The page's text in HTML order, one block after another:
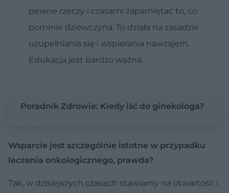
pewne rzeczy i czasami zapamiętać to, co
pominie dziewczyna. To działa na zasadzie
uzupełniania się i wspierania nawzajem.
Edukacja jest bardzo ważna.
Poradnik Zdrowie: Kiedy iść do ginekologa?
Wsparcie jest szczególnie istotne w przypadku
leczenia onkologicznego, prawda?
Tak, w dzisiejszych czasach stawiamy na otwartość i